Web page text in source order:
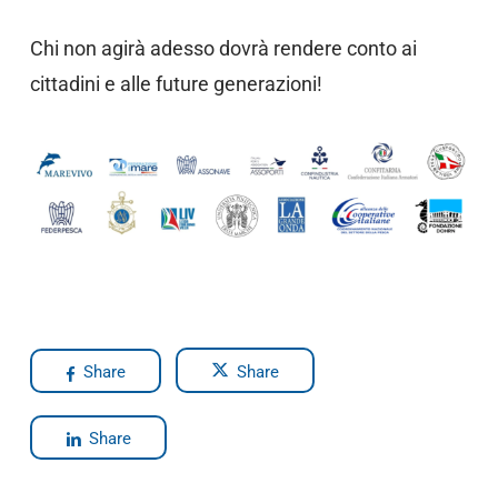
Chi non agirà adesso dovrà rendere conto ai
cittadini e alle future generazioni!
Share Share
Share